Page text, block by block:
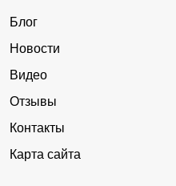
Блог
Новости
Видео
Отзывы
Контакты
Карта сайта